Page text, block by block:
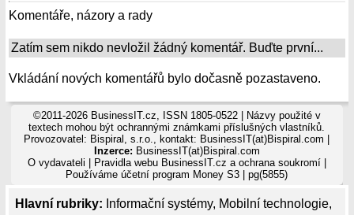
Hlavní rubriky: Informační systémy, Mobilní technologie,
Komentáře, názory a rady
Zatím sem nikdo nevložil žádný komentář. Buďte první...
Vkládání nových komentářů bylo dočasně pozastaveno.
©2011-2026 BusinessIT.cz, ISSN 1805-0522 | Názvy použité v
textech mohou být ochrannými známkami příslušných vlastníků.
Provozovatel: Bispiral, s.r.o., kontakt: BusinessIT(at)Bispiral.com |
Inzerce: BusinessIT(at)Bispiral.com
O vydavateli
Pravidla webu BusinessIT.cz a ochrana soukromí|
Používámeúčetní program Money S3 | pg(5855)